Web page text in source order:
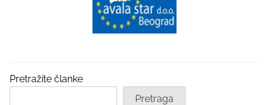
Pretražite članke
Pretraga